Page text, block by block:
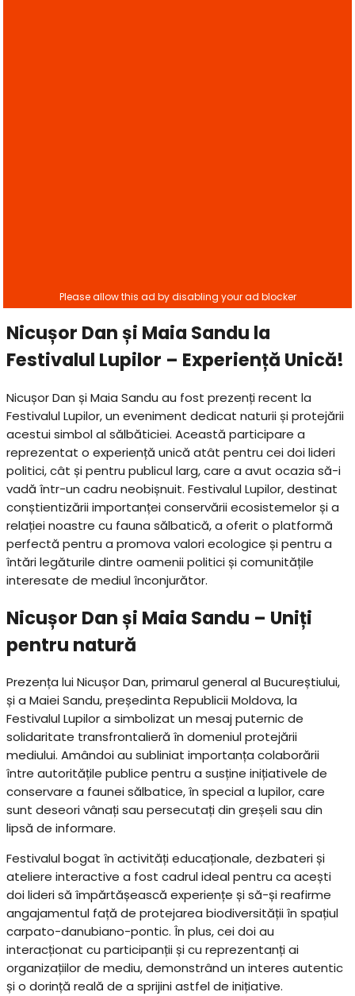
Nicușor Dan și Maia Sandu la
Festivalul Lupilor – Experiență Unică!
Nicușor Dan și Maia Sandu au fost prezenți recent la
Festivalul Lupilor, un eveniment dedicat naturii și protejării
acestui simbol al sălbăticiei. Această participare a
reprezentat o experiență unică atât pentru cei doi lideri
politici, cât și pentru publicul larg, care a avut ocazia să-i
vadă într-un cadru neobișnuit. Festivalul Lupilor, destinat
conștientizării importanței conservării ecosistemelor și a
relației noastre cu fauna sălbatică, a oferit o platformă
perfectă pentru a promova valori ecologice și pentru a
întări legăturile dintre oamenii politici și comunitățile
interesate de mediul înconjurător.
Nicușor Dan și Maia Sandu – Uniți
pentru natură
Prezența lui Nicușor Dan, primarul general al Bucureștiului,
și a Maiei Sandu, președinta Republicii Moldova, la
Festivalul Lupilor a simbolizat un mesaj puternic de
solidaritate transfrontalieră în domeniul protejării
mediului. Amândoi au subliniat importanța colaborării
între autoritățile publice pentru a susține inițiativele de
conservare a faunei sălbatice, în special a lupilor, care
sunt deseori vânați sau persecutați din greșeli sau din
lipsă de informare.
Festivalul bogat în activități educaționale, dezbateri și
ateliere interactive a fost cadrul ideal pentru ca acești
doi lideri să împărtășească experiențe și să-și reafirme
angajamentul față de protejarea biodiversității în spațiul
carpato-danubiano-pontic. În plus, cei doi au
interacționat cu participanții și cu reprezentanți ai
organizațiilor de mediu, demonstrând un interes autentic
și o dorință reală de a sprijini astfel de inițiative.